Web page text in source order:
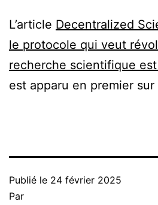
L’article Decentralized
le protocole qui veut
recherche scientifique
est apparu en premier sur
Publié le 24 février 2025
Par